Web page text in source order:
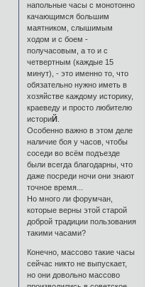
напольные часы с монотонно
качающимся большим
маятником, слышимым
ходом и с боем -
получасовым, а то и с
четвертным (каждые 15
минут), - это именно то, что
обязательно нужно иметь в
хозяйстве каждому историку,
краеведу и просто любителю
историЙ .
Особенно важно в этом деле
наличие боя у часов, чтобы
соседи во всём подъезде
были всегда благодарны, что
даже посреди ночи они знают
точное время...
Но много ли форумчан,
которые верны этой старой
доброй традиции пользования
такими часами?
Конечно, массово такие часы
сейчас никто не выпускает,
но они довольно массово